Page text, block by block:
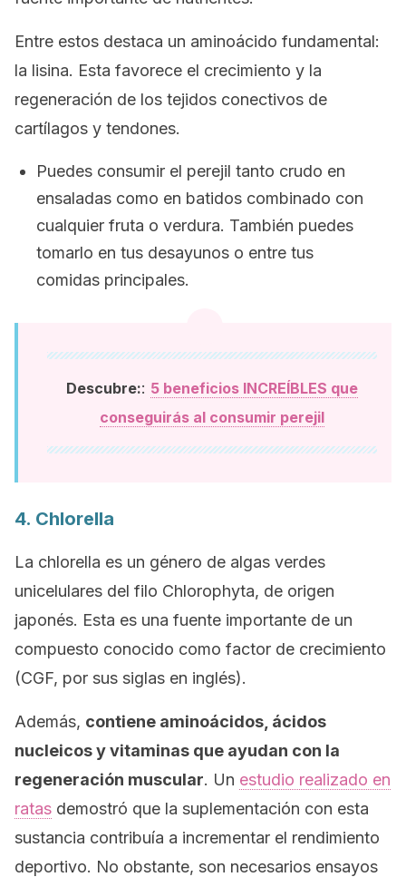
Entre estos destaca un aminoácido fundamental:
la lisina. Esta favorece el crecimiento y la
regeneración de los tejidos conectivos de
cartílagos y tendones.
Puedes consumir el perejil tanto crudo en
ensaladas como en batidos combinado con
cualquier fruta o verdura. También puedes
tomarlo en tus desayunos o entre tus
comidas principales.
Descubre:: 5 beneficios INCREÍBLES que
conseguirás al consumir perejil
4. Chlorella
La chlorella es un género de algas verdes
unicelulares del filo Chlorophyta, de origen
japonés. Esta es una fuente importante de un
compuesto conocido como factor de crecimiento
(CGF, por sus siglas en inglés).
Además, contiene aminoácidos, ácidos
nucleicos y vitaminas que ayudan con la
regeneración muscular. Un estudio realizado en
ratas demostró que la suplementación con esta
sustancia contribuía a incrementar el rendimiento
deportivo. No obstante, son necesarios ensayos